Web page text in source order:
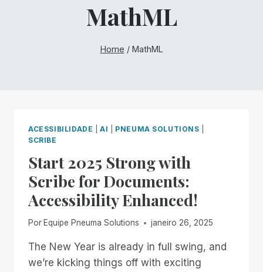
MathML
Home / MathML
ACESSIBILIDADE |AI PNEUMA SOLUTIONS
SCRIBE
Start 2025 Strong with
Scribe for Documents:
Accessibility Enhanced!
Por Equipe Pneuma Solutions janeiro 26, 2025
The New Year is already in full swing, and
we’re kicking things off with exciting